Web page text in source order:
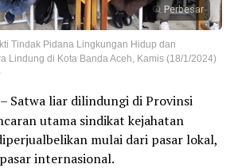
Perbesar
Tindak Pidana Lingkungan Hidup dan
Lindung di Kota Banda Aceh, Kamis (18/1/2024)
– Satwa liar dilindungi di Provinsi
utama sindikat kejahatan
mulai dari pasar lokal,
internasional.